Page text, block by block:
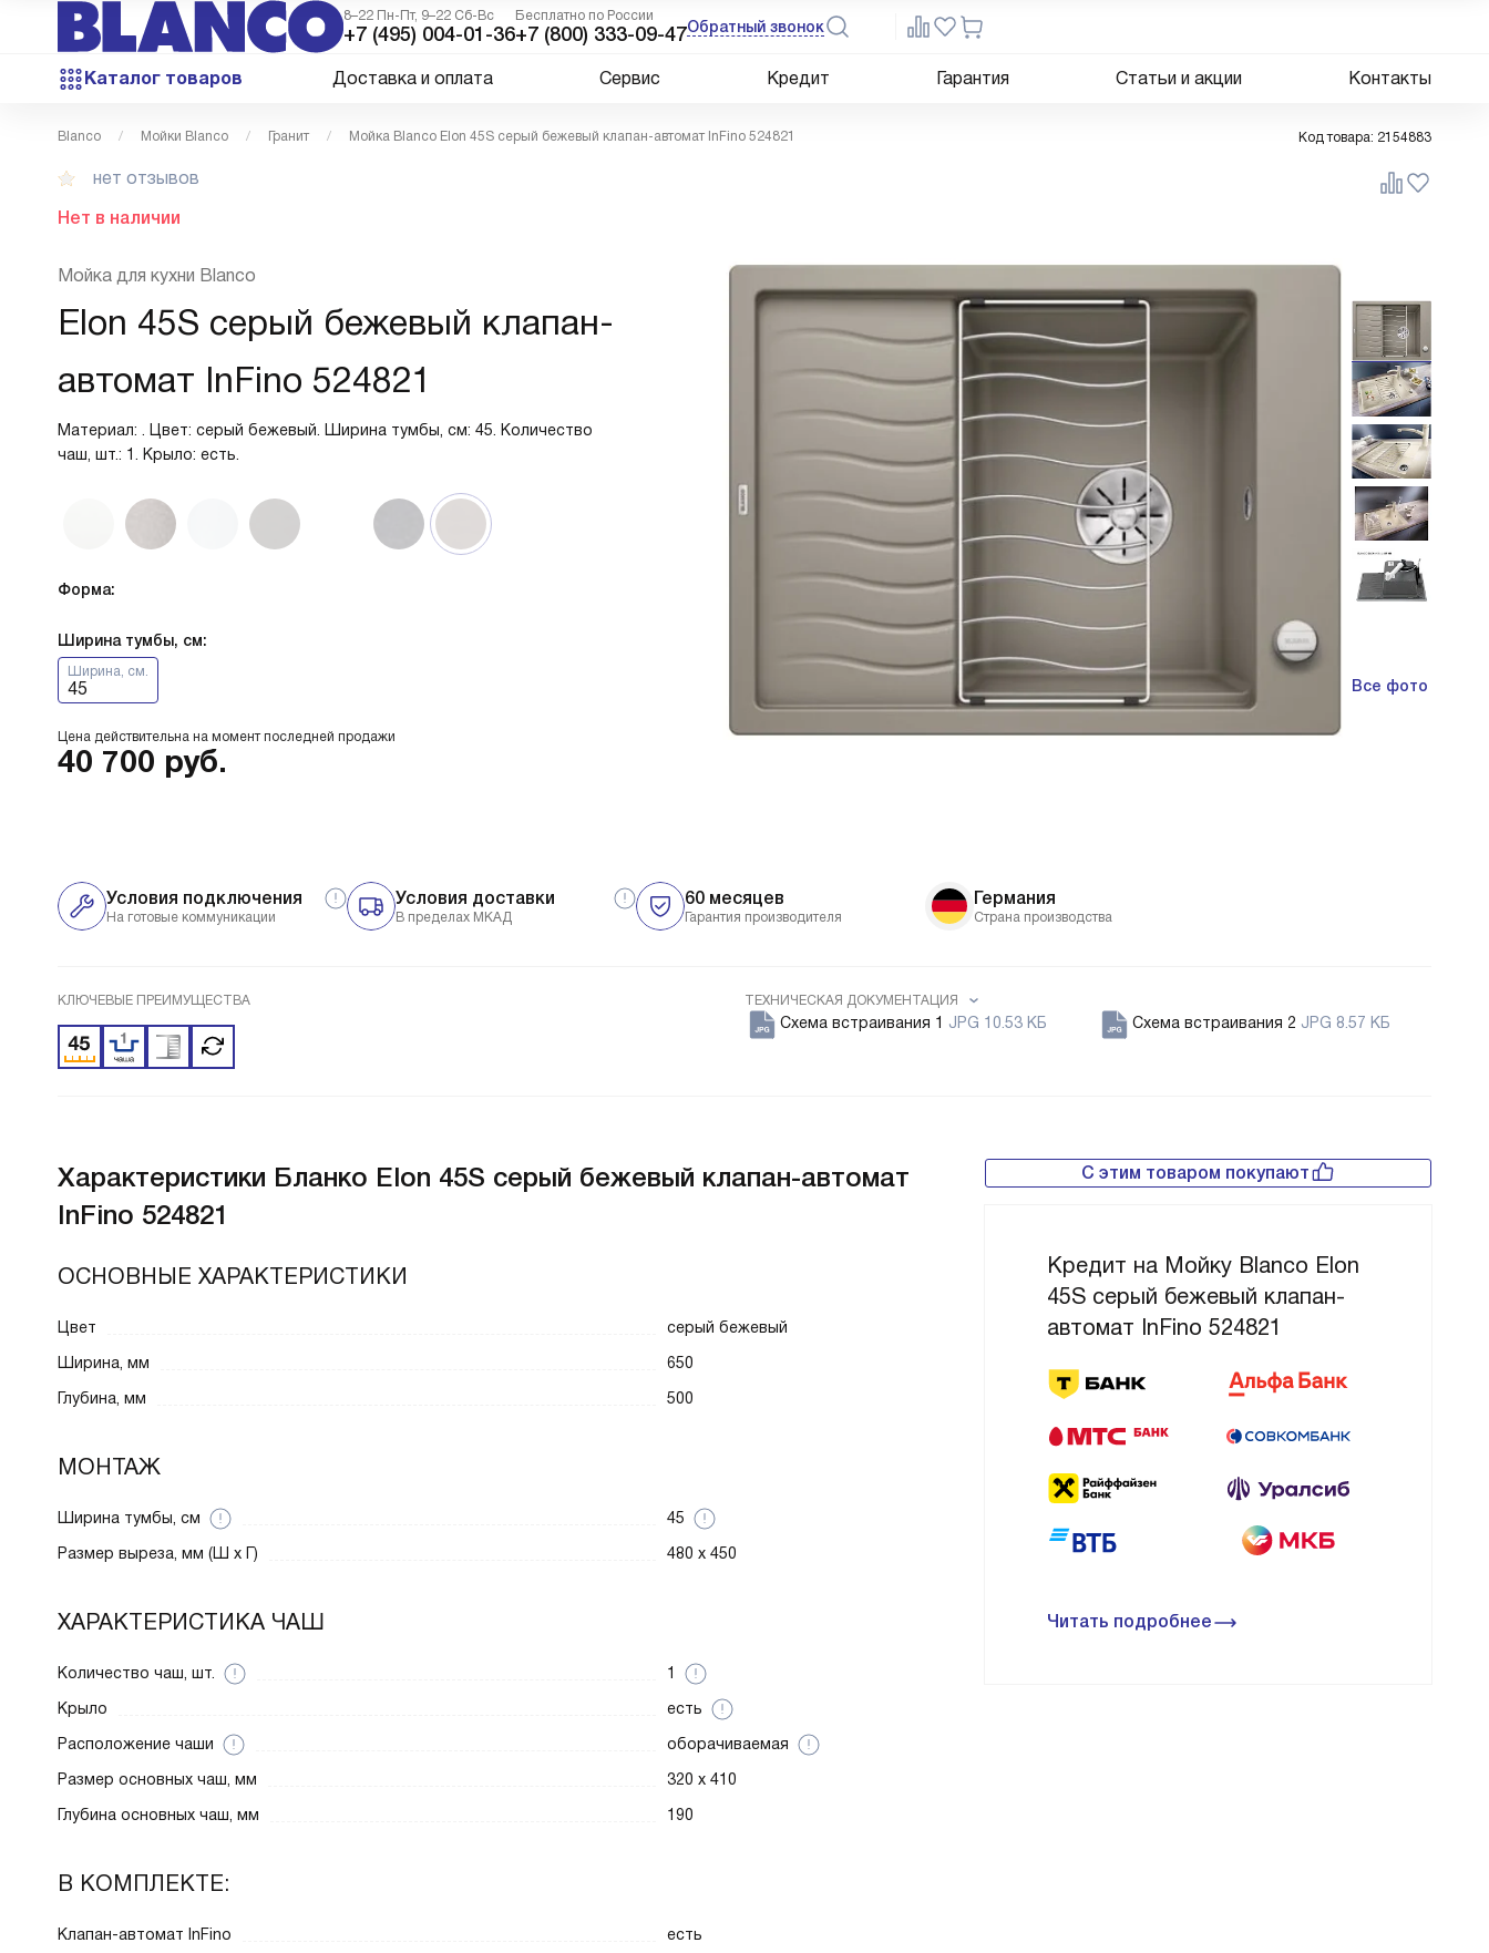
8–22 Пн-Пт, 9–22 Сб-Вс
+7 (495) 004-01-36
Бесплатно по России
+7 (800) 333-09-47Обратный звонок
Каталог товаров Доставка и оплата Сервис Кредит Гарантия Статьи и акции Контакты
Blanco Мойки Blanco Гранит Мойка Blanco Elon 45S серый бежевый клапан-автомат InFino 524821 Код товара: 2154883
нет отзывов
Нет в наличии
Мойка для кухни Blanco
Elon 45S серый бежевый клапан-
автомат InFino 524821
Материал: . Цвет: серый бежевый. Ширина тумбы, см: 45. Количество
чаш, шт.: 1. Крыло: есть.
Форма:
Ширина тумбы, см:
Ширина, см.
45
Цена действительна на момент последней продажи
40 700 руб.
Все фото
Условия доставки
В пределах МКАД
60 месяцев
Гарантия производителя
Условия подключения
На готовые коммуникации
Германия
Страна производства
КЛЮЧЕВЫЕ ПРЕИМУЩЕСТВА ТЕХНИЧЕСКАЯ ДОКУМЕНТАЦИЯ
Схема встраивания 1 JPG 10.53 КБ Схема встраивания 2 JPG 8.57 КБ
С этим товаром покупают
Кредит на Мойку Blanco Elon
45S серый бежевый клапан-
автомат InFino 524821
Читать подробнее
Характеристики Бланко Elon 45S серый бежевый клапан-автомат
InFino 524821
ОСНОВНЫЕ ХАРАКТЕРИСТИКИ
Цвет
серый бежевый
Ширина, мм
650
Глубина, мм
500
МОНТАЖ
Ширина тумбы, см
45
Размер выреза, мм (Ш x Г)
480 x 450
ХАРАКТЕРИСТИКА ЧАШ
Количество чаш, шт.
1
Крыло
есть
Расположение чаши
оборачиваемая
Размер основных чаш, мм
320 x 410
Глубина основных чаш, мм
190
В КОМПЛЕКТЕ:
Клапан-автомат InFino есть